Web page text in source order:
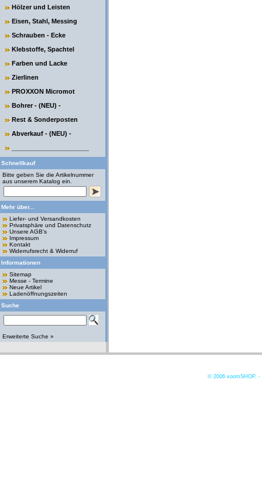
Hölzer und Leisten
Eisen, Stahl, Messing
Schrauben - Ecke
Klebstoffe, Spachtel
Farben und Lacke
Zierlinen
PROXXON Micromot
Bohrer - (NEU) -
Rest & Sonderposten
Abverkauf - (NEU) -
Schnellkauf
Bitte geben Sie die Artikelnummer
aus unserem Katalog ein.
Mehr über...
Liefer- und Versandkosten
Privatsphäre und Datenschutz
Unsere AGB's
Impressum
Kontakt
Widerrufsrecht & Widerruf
Informationen
Sitemap
Messe - Termine
Neue Artikel
Ladenöffnungszeiten
Suche
Erweiterte Suche »
© 2006 xoomSHOP. -